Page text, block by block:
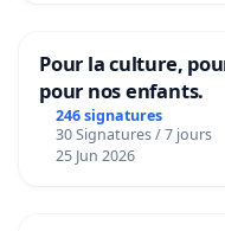
Pour la culture,
pour nos enfants.
246 signatures
30 Signatures / 7 jours
25 Jun 2026